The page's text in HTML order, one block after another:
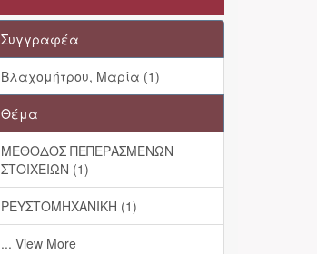
Συγγραφέα
Βλαχομήτρου, Μαρία (1)
Θέμα
ΜΕΘΟΔΟΣ ΠΕΠΕΡΑΣΜΕΝΩΝ
ΣΤΟΙΧΕΙΩΝ (1)
ΡΕΥΣΤΟΜΗΧΑΝΙΚΗ (1)
... View More